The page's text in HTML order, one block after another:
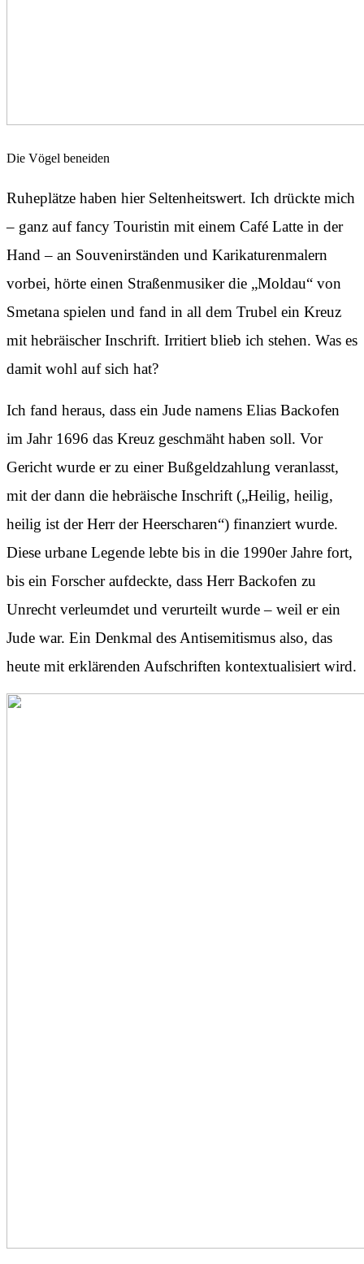
Die Vögel beneiden
Ruheplätze haben hier Seltenheitswert. Ich drückte mich
– ganz auf fancy Touristin mit einem Café Latte in der
Hand – an Souvenirständen und Karikaturenmalern
vorbei, hörte einen Straßenmusiker die „Moldau“ von
Smetana spielen und fand in all dem Trubel ein Kreuz
mit hebräischer Inschrift. Irritiert blieb ich stehen. Was es
damit wohl auf sich hat?
Ich fand heraus, dass ein Jude namens Elias Backofen
im Jahr 1696 das Kreuz geschmäht haben soll. Vor
Gericht wurde er zu einer Bußgeldzahlung veranlasst,
mit der dann die hebräische Inschrift („Heilig, heilig,
heilig ist der Herr der Heerscharen“) finanziert wurde.
Diese urbane Legende lebte bis in die 1990er Jahre fort,
bis ein Forscher aufdeckte, dass Herr Backofen zu
Unrecht verleumdet und verurteilt wurde – weil er ein
Jude war. Ein Denkmal des Antisemitismus also, das
heute mit erklärenden Aufschriften kontextualisiert wird.